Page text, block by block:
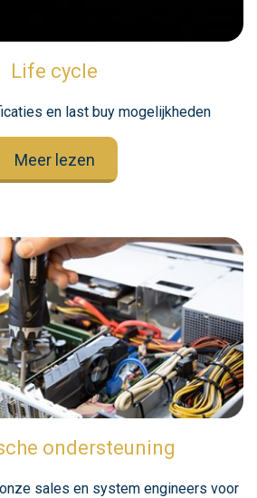
Life cycle
en last buy mogelijkheden
Meer lezen
ondersteuning
sales en system engineers voor